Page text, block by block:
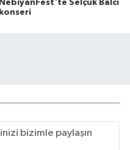
NebiyanFest'te Selçuk Balcı
konseri